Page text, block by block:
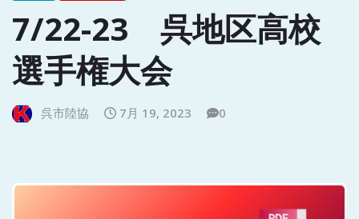
7/22-23 呉地区高校
選手権大会
呉市陸協 7月 19, 2023 0